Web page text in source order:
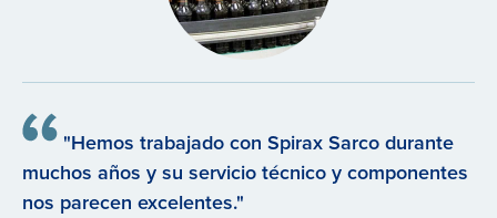
"Hemos trabajado con Spirax Sarco durante
muchos años y su servicio técnico y componentes
nos parecen excelentes."